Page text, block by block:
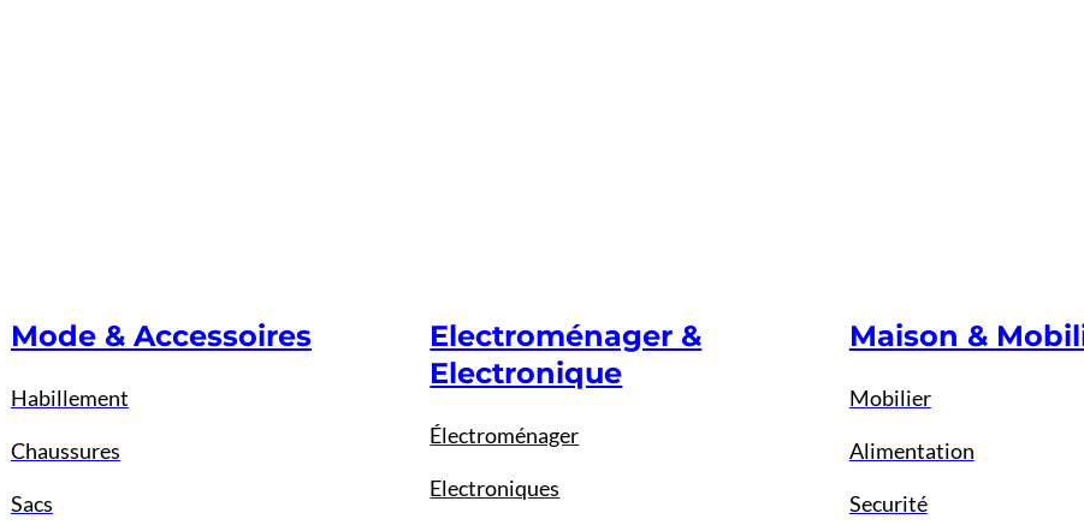
Mode & Accessoires
Habillement
Chaussures
Sacs
Electroménager &
Electronique
Électroménager
Electroniques
Maison &
Mobilier
Alimentation
Securité